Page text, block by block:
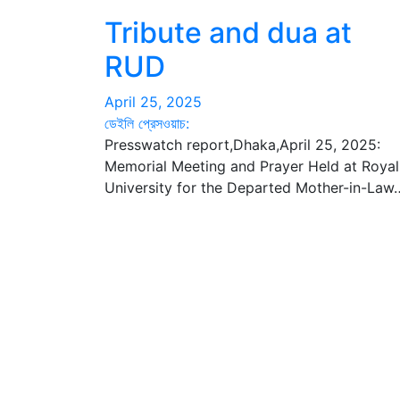
Tribute and dua at
RUD
April 25, 2025
ডেইলি প্রেসওয়াচ:
Presswatch report,Dhaka,April 25, 2025:
Memorial Meeting and Prayer Held at Royal
University for the Departed Mother-in-